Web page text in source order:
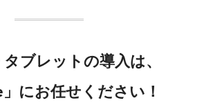
ブレットの導入は、
」にお任せください！